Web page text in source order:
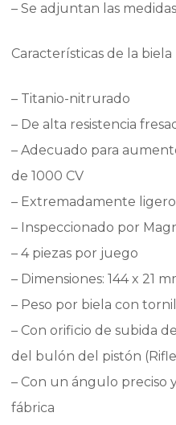
– Se adjuntan las
Características de la
– Titanio-nitrurado
– De alta resistencia
– Adecuado para
de 1000 CV
– Extremadamente
– Inspeccionado por
– 4 piezas por juego
– Dimensiones: 144 x 21
– Peso por biela con
– Con orificio de subida
del bulón del pistón
– Con un ángulo preciso
fábrica